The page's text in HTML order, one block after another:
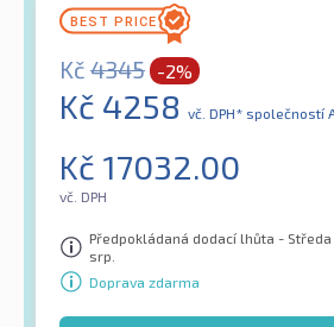
Kč 4345 -2%
Kč 4258 vč. DPH* společností
Kč 17032.00
vč. DPH
Předpokládaná dodací lhůta - Středa
srp.
Doprava zdarma